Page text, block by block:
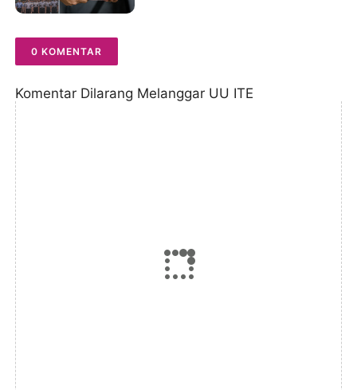
0 KOMENTAR
Komentar Dilarang Melanggar UU ITE